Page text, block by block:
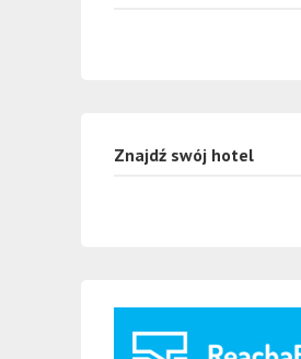
Znajdź swój hotel